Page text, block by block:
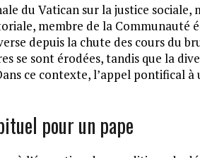
du Vatican sur la justice sociale,
membre de la Communauté
depuis la chute des cours du
se sont érodées, tandis que la
ce contexte, l’appel pontifical
pour un pape